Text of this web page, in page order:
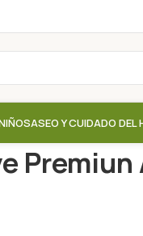
ASEO Y CUIDADO DEL